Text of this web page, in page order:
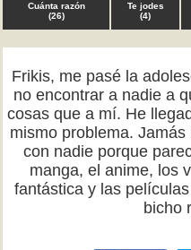
Cuánta razón
(26)
Te jodes
(4)
Frikis, me pasé la
no encontrar a nadie a
cosas que a mí. He
mismo problema.
con nadie porque
manga, el anime, los
fantástica y las
bicho